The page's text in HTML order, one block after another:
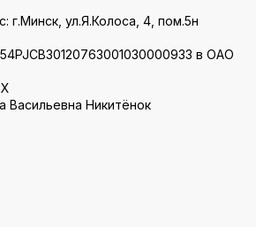
г.Минск, ул.Я.Колоса, 4, пом.5н
в ОАО
Васильевна Никитёнок